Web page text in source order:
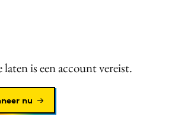
is een account vereist.
nu